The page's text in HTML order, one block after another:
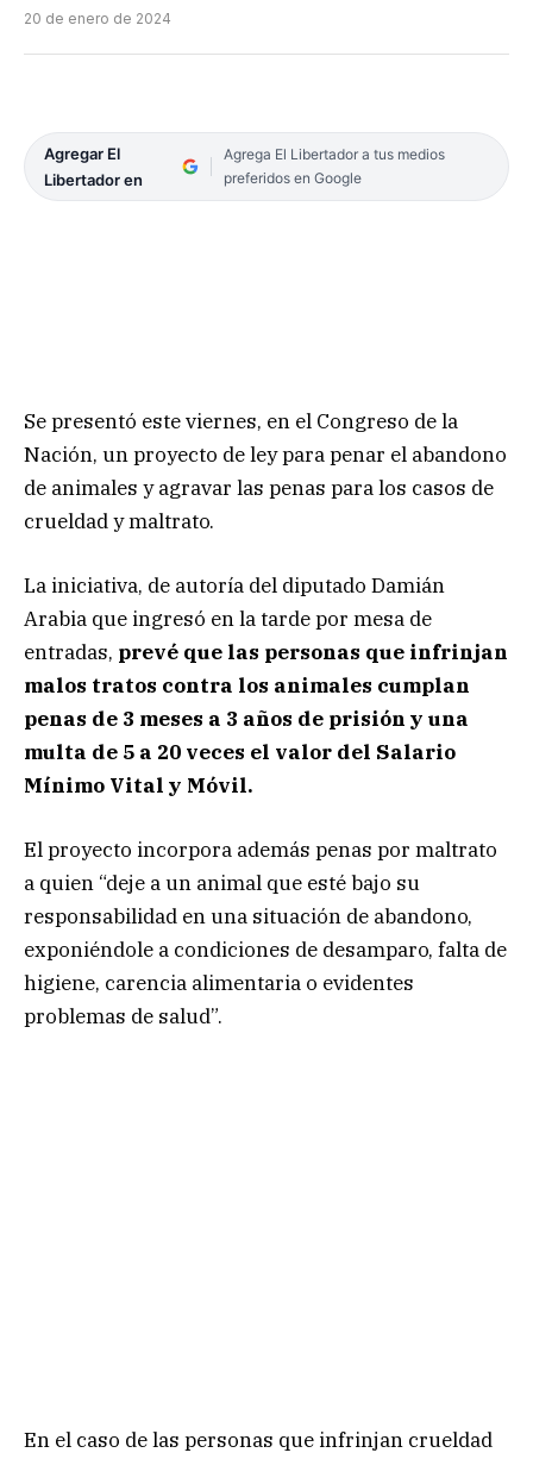
20 de enero de 2024
Agregar El
Libertador en
Agrega El Libertador a tus medios
preferidos en Google
Se presentó este viernes, en el Congreso de la
Nación, un proyecto de ley para penar el abandono
de animales y agravar las penas para los casos de
crueldad y maltrato.
La iniciativa, de autoría del diputado Damián
Arabia que ingresó en la tarde por mesa de
entradas, prevé que las personas que infrinjan
malos tratos contra los animales cumplan
penas de 3 meses a 3 años de prisión y una
multa de 5 a 20 veces el valor del Salario
Mínimo Vital y Móvil.
El proyecto incorpora además penas por maltrato
a quien “deje a un animal que esté bajo su
responsabilidad en una situación de abandono,
exponiéndole a condiciones de desamparo, falta de
higiene, carencia alimentaria o evidentes
problemas de salud”.
En el caso de las personas que infrinjan crueldad